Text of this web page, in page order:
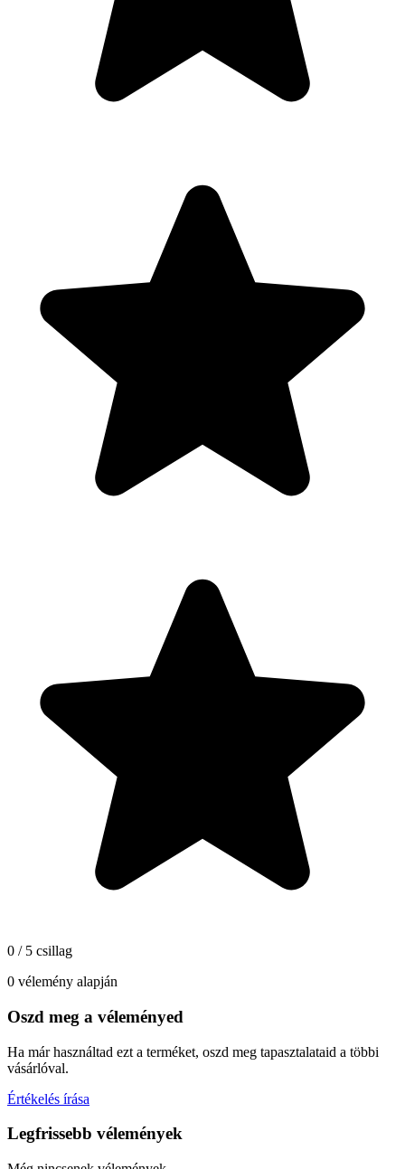
0 / 5 csillag
0 vélemény alapján
Oszd meg a véleményed
Ha már használtad ezt a terméket, oszd meg tapasztalataid a többi
vásárlóval.
Értékelés írása
Legfrissebb vélemények